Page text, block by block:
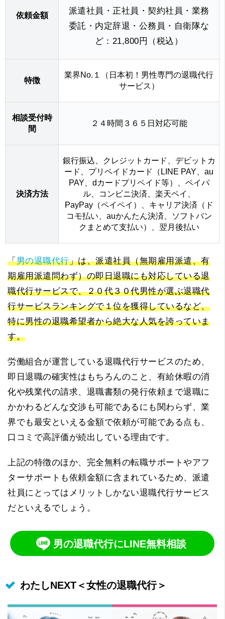
依頼金額
派遣社員・正社員・契約社員・業務
委託・内定辞退・公務員・自衛隊な
ど：21,800円（税込）
特徴
業界No.１（日本初！男性専門の退職代行
サービス）
相談受付時
間
２４時間３６５日対応可能
決済方法
銀行振込、クレジットカード、デビットカ
ード、プリペイドカード（LINE PAY、au
PAY、dカードプリペイド等）、ペイパ
ル、コンビニ決済、楽天ペイ、
PayPay（ペイペイ）、キャリア決済（ド
コモ払い、auかんたん決済、ソフトバン
クまとめて支払い）、翌月後払い
「男の退職代行」は、派遣社員（無期雇用派遣、有
期雇用派遣問わず）の即日退職にも対応している退
職代行サービスで、２０代３０代男性が選ぶ退職代
行サービスランキングで１位を獲得しているなど、
特に男性の退職希望者から絶大な人気を誇っていま
す。
労働組合が運営している退職代行サービスのため、
即日退職の確実性はもちろんのこと、有給休暇の消
化や残業代の請求、退職書類の発行依頼まで退職に
かかわるどんな交渉も可能であるにも関わらず、業
界でも最安といえる金額で依頼が可能である点も、
口コミで高評価が続出している理由です。
上記の特徴のほか、完全無料の転職サポートやアフ
ターサポートも依頼金額に含まれているため、派遣
社員にとってはメリットしかない退職代行サービス
だといえるでしょう。
男の退職代行にLINE無料相談
わたしNEXT＜女性の退職代行＞